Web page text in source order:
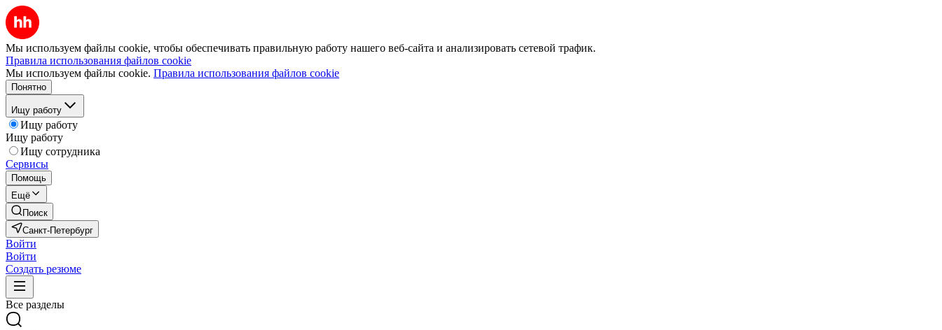
Мы используем файлы cookie, чтобы обеспечивать правильную работу нашего веб-сайта и анализировать сетевой трафик.
Правила использования файлов cookie
Мы используем файлы cookie. Правила использования файлов cookie
Понятно
Ищу работу
Ищу работу
Ищу работу
Ищу сотрудника
Сервисы
Помощь
Ещё
Поиск
Санкт-Петербург
Войти
Войти
Создать резюме
Все разделы